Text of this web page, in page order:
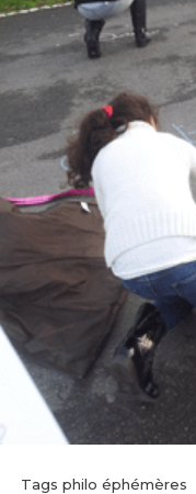
Tags philo éphémères